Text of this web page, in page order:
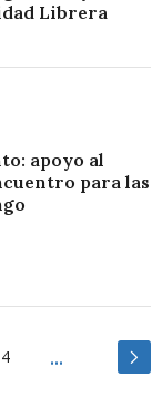
Librera
apoyo al
para las
4